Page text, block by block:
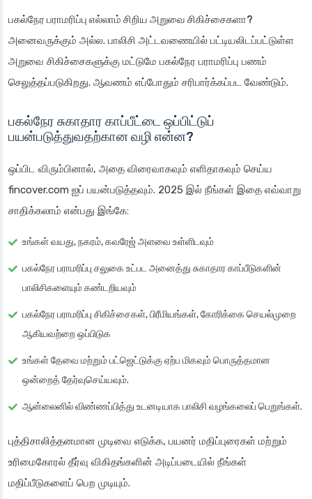
பகல்நேர பராமரிப்பு எல்லாம் சிறிய அறுவை சிகிச்சைகளா?
அனைவருக்கும் அல்ல. பாலிசி அட்டவணையில் பட்டியலிடப்பட்டுள்ள
அறுவை சிகிச்சைகளுக்கு மட்டுமே பகல்நேர பராமரிப்பு பணம்
செலுத்தப்படுகிறது. ஆவணம் எப்போதும் சரிபார்க்கப்பட வேண்டும்.
பகல்நேர சுகாதார காப்பீட்டை ஒப்பிட்டுப்
பயன்படுத்துவதற்கான வழி என்ன?
ஒப்பிட விரும்பினால், அதை விரைவாகவும் எளிதாகவும் செய்ய
fincover.com ஐப் பயன்படுத்தவும். 2025 இல் நீங்கள் இதை எவ்வாறு
சாதிக்கலாம் என்பது இங்கே:
உங்கள் வயது, நகரம், கவரேஜ் அளவை உள்ளிடவும்
பகல்நேர பராமரிப்பு சலுகை உட்பட அனைத்து சுகாதார காப்பீடுகளின்
பாலிசிகளையும் கண்டறியவும்
பகல்நேர பராமரிப்பு சிகிச்சைகள், பிரீமியங்கள், கோரிக்கை செயல்முறை
ஆகியவற்றை ஒப்பிடுக
உங்கள் தேவை மற்றும் பட்ஜெட்டுக்கு ஏற்ப மிகவும் பொருத்தமான
ஒன்றைத் தேர்வுசெய்யவும்.
ஆன்லைனில் விண்ணப்பித்து உடனடியாக பாலிசி வழங்கலைப் பெறுங்கள்.
புத்திசாலித்தனமான முடிவை எடுக்க, பயனர் மதிப்புரைகள் மற்றும்
உரிமைகோரல் தீர்வு விகிதங்களின் அடிப்படையில் நீங்கள்
மதிப்பீடுகளைப் பெற முடியும்.